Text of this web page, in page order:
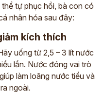
tự phục hồi, bà con có
nhân hóa sau đây:
kích thích
uống từ 2,5 – 3 lít nước
lần. Nước đóng vai trò
làm loãng nước tiểu và
ngoài.